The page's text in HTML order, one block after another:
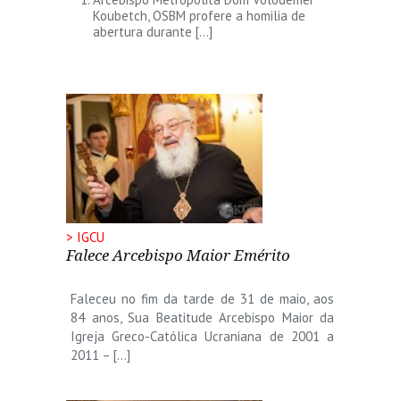
Koubetch, OSBM profere a homilia de
abertura durante […]
> IGCU
Falece Arcebispo Maior Emérito
Faleceu no fim da tarde de 31 de maio, aos
84 anos, Sua Beatitude Arcebispo Maior da
Igreja Greco-Católica Ucraniana de 2001 a
2011 – […]